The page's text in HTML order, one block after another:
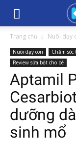
Trang chủ Nuôi dạy
Nuôi dạy con Chăm
Review sữa bột cho bé
Aptamil
dưỡng
sinh mổ